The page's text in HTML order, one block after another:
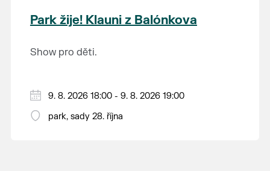
krajina na světě, která je zapsána na Seznam
světového přírodního a kulturního dědictví
Park žije! Klauni z Balónkova
Show pro děti.
9. 8. 2026 18:00 - 9. 8. 2026 19:00
park, sady 28. října